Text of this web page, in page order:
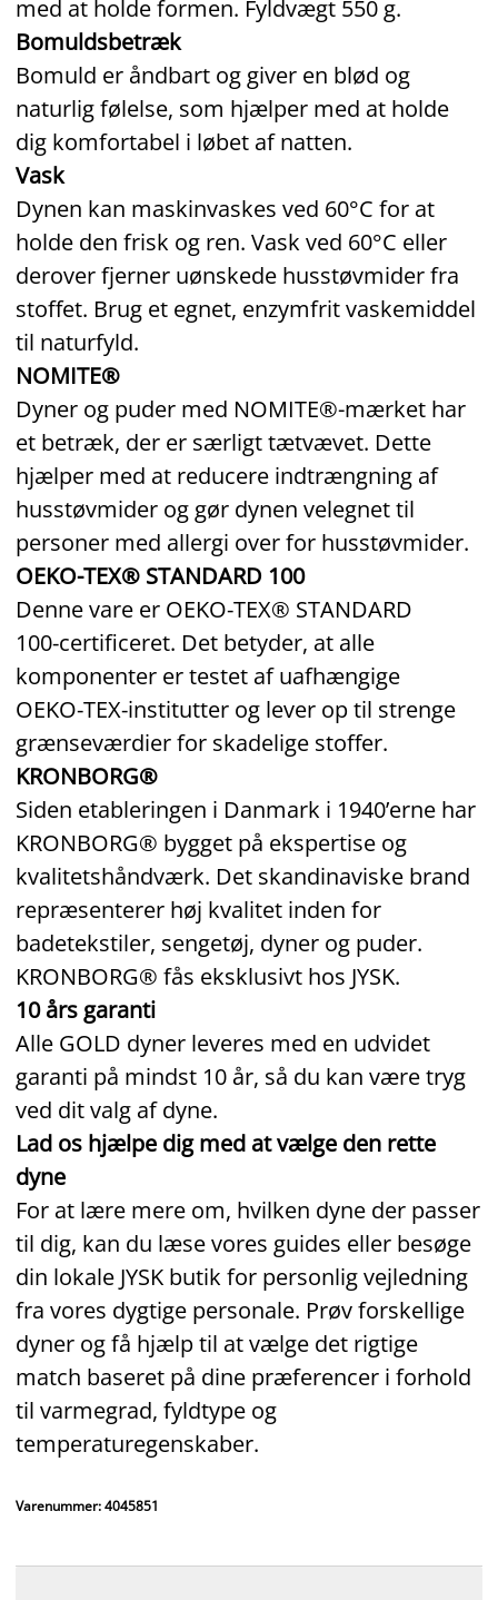
med at holde formen. Fyldvægt 550 g.
Bomuldsbetræk
Bomuld er åndbart og giver en blød og
naturlig følelse, som hjælper med at holde
dig komfortabel i løbet af natten.
Vask
Dynen kan maskinvaskes ved 60°C for at
holde den frisk og ren. Vask ved 60°C eller
derover fjerner uønskede husstøvmider fra
stoffet. Brug et egnet, enzymfrit vaskemiddel
til naturfyld.
NOMITE®
Dyner og puder med NOMITE®-mærket har
et betræk, der er særligt tætvævet. Dette
hjælper med at reducere indtrængning af
husstøvmider og gør dynen velegnet til
personer med allergi over for husstøvmider.
OEKO-TEX® STANDARD 100
Denne vare er OEKO‑TEX® STANDARD
100‑certificeret. Det betyder, at alle
komponenter er testet af uafhængige
OEKO‑TEX‑institutter og lever op til strenge
grænseværdier for skadelige stoffer.
KRONBORG®
Siden etableringen i Danmark i 1940’erne har
KRONBORG® bygget på ekspertise og
kvalitetshåndværk. Det skandinaviske brand
repræsenterer høj kvalitet inden for
badetekstiler, sengetøj, dyner og puder.
KRONBORG® fås eksklusivt hos JYSK.
10 års garanti
Alle GOLD dyner leveres med en udvidet
garanti på mindst 10 år, så du kan være tryg
ved dit valg af dyne.
Lad os hjælpe dig med at vælge den rette
dyne
For at lære mere om, hvilken dyne der passer
til dig, kan du læse vores guides eller besøge
din lokale JYSK butik for personlig vejledning
fra vores dygtige personale. Prøv forskellige
dyner og få hjælp til at vælge det rigtige
match baseret på dine præferencer i forhold
til varmegrad, fyldtype og
temperaturegenskaber.
Varenummer: 4045851